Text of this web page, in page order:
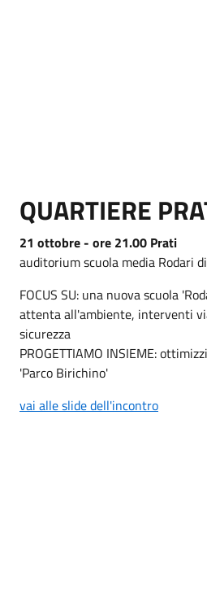
QUARTIERE
21 ottobre - ore 21.00 Prati
auditorium scuola media Rodari
FOCUS SU: una nuova scuola
attenta all'ambiente, interventi
sicurezza
PROGETTIAMO INSIEME:
'Parco Birichino'
vai alle slide dell'incontro